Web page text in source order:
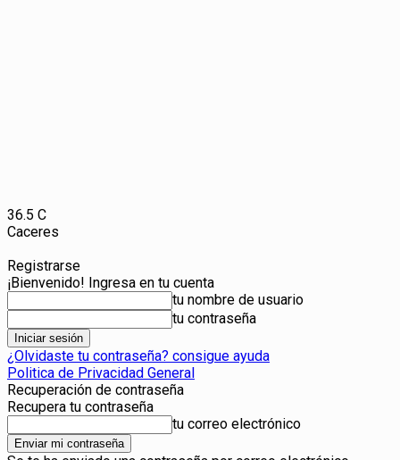
36.5 C
Caceres
Registrarse
¡Bienvenido! Ingresa en tu cuenta
tu nombre de usuario
tu contraseña
¿Olvidaste tu contraseña? consigue ayuda
Politica de Privacidad General
Recuperación de contraseña
Recupera tu contraseña
tu correo electrónico